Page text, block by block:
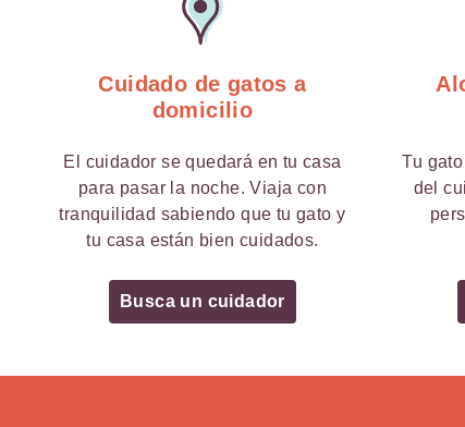
Cuidado de gatos a
domicilio
El cuidador se quedará en tu casa
para pasar la noche. Viaja con
tranquilidad sabiendo que tu gato y
tu casa están bien cuidados.
Busca un cuidador
Tu
del